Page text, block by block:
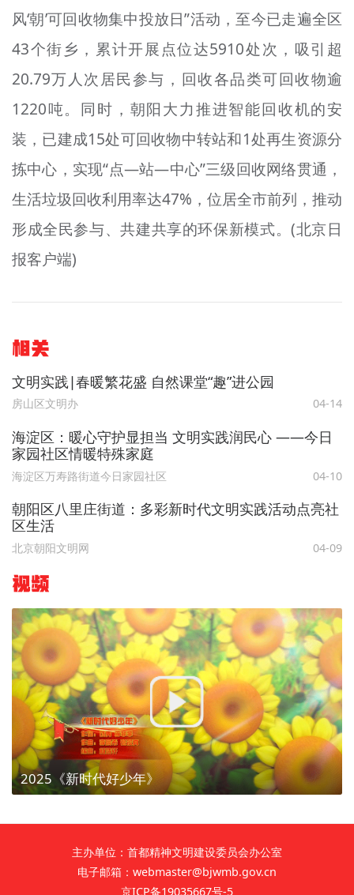
风‘朝’可回收物集中投放日”活动，至今已走遍全区
43个街乡，累计开展点位达5910处次，吸引超
20.79万人次居民参与，回收各品类可回收物逾
1220吨。同时，朝阳大力推进智能回收机的安
装，已建成15处可回收物中转站和1处再生资源分
拣中心，实现“点—站—中心”三级回收网络贯通，
生活垃圾回收利用率达47%，位居全市前列，推动
形成全民参与、共建共享的环保新模式。(北京日
报客户端)
相关
文明实践∣春暖繁花盛 自然课堂“趣”进公园
房山区文明办 04-14
海淀区：暖心守护显担当 文明实践润民心 ——今日
家园社区情暖特殊家庭
海淀区万寿路街道今日家园社区 04-10
朝阳区八里庄街道：多彩新时代文明实践活动点亮社
区生活
北京朝阳文明网 04-09
视频
2025《新时代好少年》
主办单位：首都精神文明建设委员会办公室
电子邮箱：webmaster@bjwmb.gov.cn
京ICP备19035667号-5